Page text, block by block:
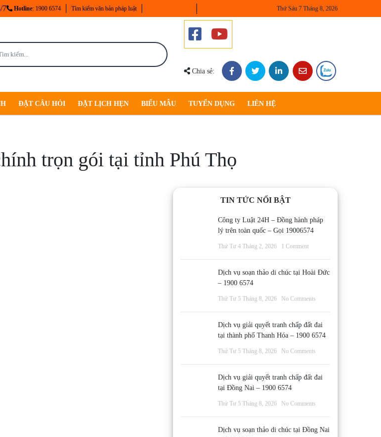
7 Hotline: 1900 6574 Tìm kiếm văn bản pháp luật Thứ Sáu 7 Tháng 8, 2026
Chia sẻ:
ĐẶT CÂU HỎI ĐẶT LỊCH HẸN BIỂU MẪU TUYỂN DỤNG LIÊN HỆ
trọn gói tại tỉnh Phú Thọ
TIN TỨC NỔI BẬT
Công ty Luật 24H – Đồng hành pháp
lý trên toàn quốc – Gọi 19006574
Thứ Tư 4 Tháng 2, 2026 1 Comment
Dịch vụ soạn thảo di chúc tại Hoài Đức
– 1900 6574
Thứ Tư 5 Tháng 8, 2026 No Comments
Dịch vụ giải quyết tranh chấp đất đai
tại thành phố Thanh Hóa – 1900 6574
Thứ Tư 5 Tháng 8, 2026 No Comments
Dịch vụ giải quyết tranh chấp đất đai
tại Đồng Nai – 1900 6574
Thứ Tư 5 Tháng 8, 2026 No Comments
Dịch vụ soạn thảo di chúc tại Đồng Nai